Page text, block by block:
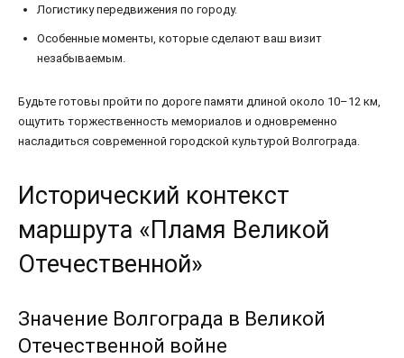
Логистику передвижения по городу.
Особенные моменты, которые сделают ваш визит
незабываемым.
Будьте готовы пройти по дороге памяти длиной около 10–12 км,
ощутить торжественность мемориалов и одновременно
насладиться современной городской культурой Волгограда.
Исторический контекст
маршрута «Пламя Великой
Отечественной»
Значение Волгограда в Великой
Отечественной войне